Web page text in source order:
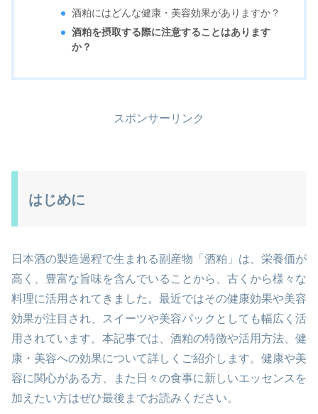
酒粕にはどんな健康・美容効果がありますか？
酒粕を摂取する際に注意することはあります
か？
スポンサーリンク
はじめに
日本酒の製造過程で生まれる副産物「酒粕」は、栄養価が
高く、豊富な旨味を含んでいることから、古くから様々な
料理に活用されてきました。最近ではその健康効果や美容
効果が注目され、スイーツや美容パックとしても幅広く活
用されています。本記事では、酒粕の特徴や活用方法、健
康・美容への効果について詳しくご紹介します。健康や美
容に関心がある方、また日々の食事に新しいエッセンスを
加えたい方はぜひ最後までお読みください。